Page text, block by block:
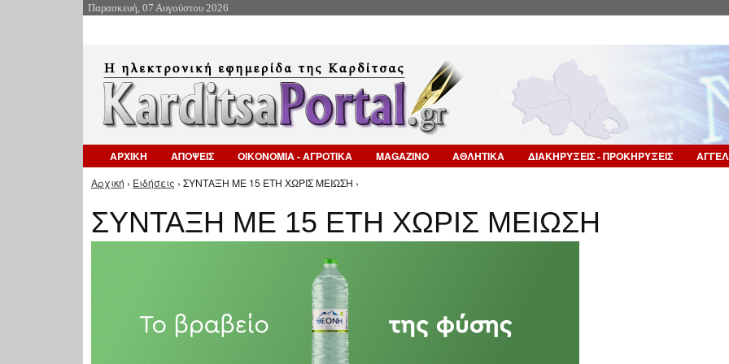
Παρασκευή, 07 Αυγούστου 2026
ΑΡΧΙΚΗ ΑΠΟΨΕΙΣ ΟΙΚΟΝΟΜΙΑ - ΑΓΡΟΤΙΚΑ MAGAZINO ΑΘΛΗΤΙΚΑ ΔΙΑΚΗΡΥΞΕΙΣ - ΠΡΟΚΗΡΥΞΕΙΣ
Είστε εδώ
Αρχική › Ειδήσεις › ΣΥΝΤΑΞΗ ΜΕ 15 ΕΤΗ ΧΩΡΙΣ ΜΕΙΩΣΗ ›
ΣΥΝΤΑΞΗ ΜΕ 15 ΕΤΗ ΧΩΡΙΣ ΜΕΙΩΣΗ